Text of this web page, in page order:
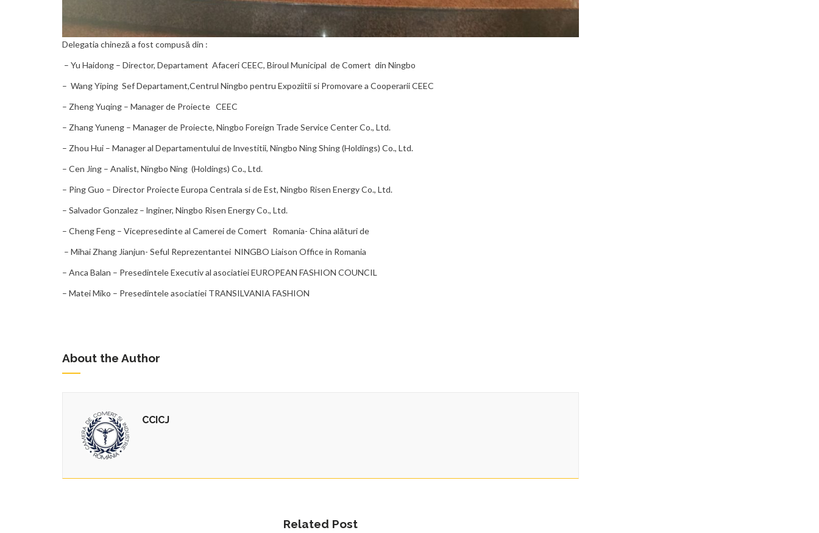
Delegatia chineză a fost compusă din :
– Yu Haidong – Director, Departament Afaceri CEEC, Biroul Municipal de Comert din Ningbo
– Wang Yiping Sef Departament,Centrul Ningbo pentru Expoziitii si Promovare a Cooperarii CEEC
– Zheng Yuqing – Manager de Proiecte CEEC
– Zhang Yuneng – Manager de Proiecte, Ningbo Foreign Trade Service Center Co., Ltd.
– Zhou Hui – Manager al Departamentului de lnvestitii, Ningbo Ning Shing (Holdings) Co., Ltd.
– Cen Jing – Analist, Ningbo Ning (Holdings) Co., Ltd.
– Ping Guo – Director Proiecte Europa Centrala si de Est, Ningbo Risen Energy Co., Ltd.
– Salvador Gonzalez – lnginer, Ningbo Risen Energy Co., Ltd.
– Cheng Feng – Vicepresedinte al Camerei de Comert Romania- China alături de
– Mihai Zhang Jianjun- Seful Reprezentantei NINGBO Liaison Office in Romania
– Anca Balan – Presedintele Executiv al asociatiei EUROPEAN FASHION COUNCIL
– Matei Miko – Presedintele asociatiei TRANSILVANIA FASHION
About the Author
CCICJ
Related Post